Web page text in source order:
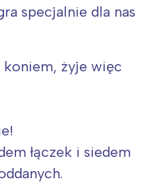
specjalnie dla nas
żyje więc
łączek i siedem